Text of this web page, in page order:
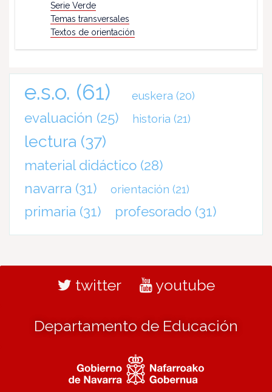
Serie Verde
Temas transversales
Textos de orientación
e.s.o. (61) euskera (20)
evaluación (25) historia (21)
lectura (37)
material didáctico (28)
navarra (31) orientación (21)
primaria (31) profesorado (31)
twitter youtube
Departamento de Educación